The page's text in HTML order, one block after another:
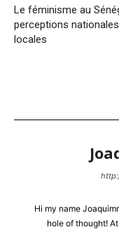
Le féminisme au
perceptions
locales
Hi my name
hole of thought!